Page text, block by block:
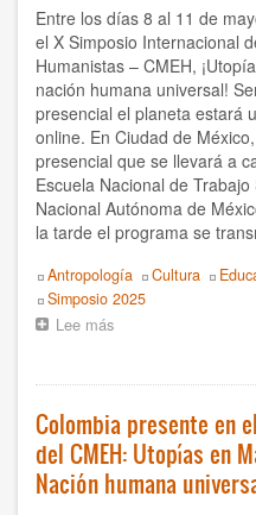
2011
2010
2009
2008
2007
1998
1996
1995
Entre los días 8 al 11 de
el X Simposio Internacional
Humanistas – CMEH,
nación humana universal!
presencial el planeta estará
online. En Ciudad de
presencial que se llevará a
Escuela Nacional de
Nacional Autónoma de
la tarde el programa se
Topics
Antropología Cultura
Event
Simposio 2025
Lee más
México
de
los
diez
puntos
Colombia presente en
del CMEH: Utopías en
Nación humana